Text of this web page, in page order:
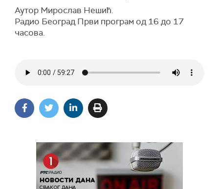
Аутор Мирослав Нешић.
Радио Београд Први програм од 16 до 17
часова.